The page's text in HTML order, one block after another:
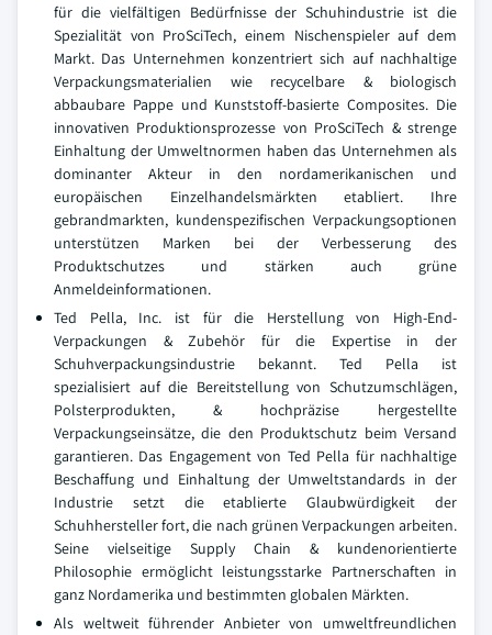
für die vielfältigen Bedürfnisse der Schuhindustrie ist die
Spezialität von ProSciTech, einem Nischenspieler auf dem
Markt. Das Unternehmen konzentriert sich auf nachhaltige
Verpackungsmaterialien wie recycelbare & biologisch
abbaubare Pappe und Kunststoff-basierte Composites. Die
innovativen Produktionsprozesse von ProSciTech & strenge
Einhaltung der Umweltnormen haben das Unternehmen als
dominanter Akteur in den nordamerikanischen und
europäischen Einzelhandelsmärkten etabliert. Ihre
gebrandmarkten, kundenspezifischen Verpackungsoptionen
unterstützen Marken bei der Verbesserung des
Produktschutzes und stärken auch grüne
Anmeldeinformationen.
Ted Pella, Inc. ist für die Herstellung von High-End-
Verpackungen & Zubehör für die Expertise in der
Schuhverpackungsindustrie bekannt. Ted Pella ist
spezialisiert auf die Bereitstellung von Schutzumschlägen,
Polsterprodukten, & hochpräzise hergestellte
Verpackungseinsätze, die den Produktschutz beim Versand
garantieren. Das Engagement von Ted Pella für nachhaltige
Beschaffung und Einhaltung der Umweltstandards in der
Industrie setzt die etablierte Glaubwürdigkeit der
Schuhhersteller fort, die nach grünen Verpackungen arbeiten.
Seine vielseitige Supply Chain & kundenorientierte
Philosophie ermöglicht leistungsstarke Partnerschaften in
ganz Nordamerika und bestimmten globalen Märkten.
Als weltweit führender Anbieter von umweltfreundlichen